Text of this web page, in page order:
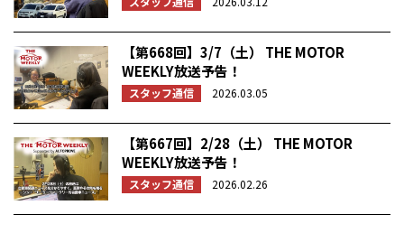
【第668回】3/7（土） THE MOTOR
WEEKLY放送予告！
スタッフ通信 2026.03.05
【第667回】2/28（土） THE MOTOR
WEEKLY放送予告！
スタッフ通信 2026.02.26